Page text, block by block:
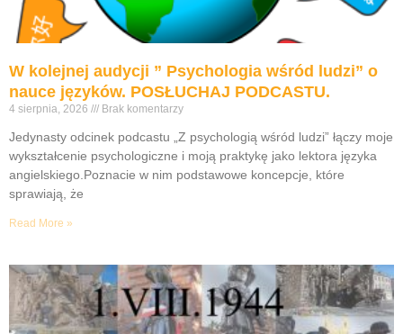
W kolejnej audycji ” Psychologia wśród ludzi” o
nauce języków. POSŁUCHAJ PODCASTU.
4 sierpnia, 2026 Brak komentarzy
Jedynasty odcinek podcastu „Z psychologią wśród ludzi” łączy moje
wykształcenie psychologiczne i moją praktykę jako lektora języka
angielskiego.Poznacie w nim podstawowe koncepcje, które
sprawiają, że
Read More »